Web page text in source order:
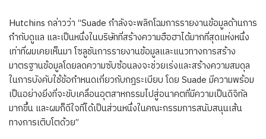
Hutchins กล่าวว่า “Suade กำลังจะพลิกโฉมการรายงานข้อมูลด้านการ
กำกับดูแล และเป็นหนึ่งในบริษัทที่สร้างความฮือฮาได้มากที่สุดแห่งหนึ่ง
เท่าที่ผมเคยเห็นมา โซลูชันการรายงานข้อมูลและแนวทางการสร้าง
มาตรฐานข้อมูลโดยลดความซับซ้อนลงจะช่วยเร่งและสร้างความสมดุล
ในการบังคับใช้ข้อกำหนดเกี่ยวกับกฎระเบียบ โดย Suade มีความพร้อม
เป็นอย่างยิ่งที่จะขับเคลื่อนอุตสาหกรรมไปสู่อนาคตที่มีความเป็นดิจิทัล
มากขึ้น และผมก็ดีใจที่ได้เป็นส่วนหนึ่งในคณะกรรมการสนับสนุนเส้น
ทางการเติบโตด้วย”